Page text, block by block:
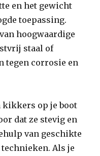
en het gewicht
toepassing.
hoogwaardige
staal of
tegen corrosie en
op je boot
dat ze stevig en
van geschikte
Als je